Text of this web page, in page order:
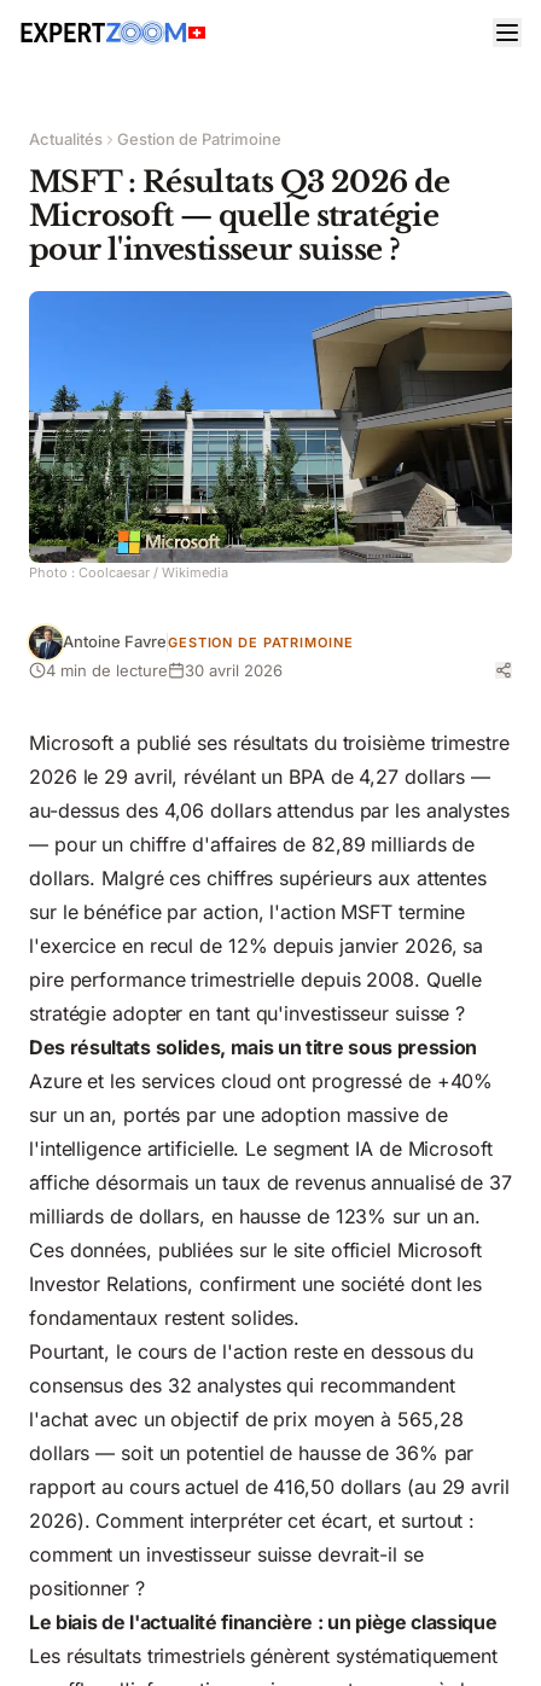
Actualités Gestion de Patrimoine
MSFT : Résultats Q3 2026 de
Microsoft — quelle stratégie
pour l'investisseur suisse ?
Photo : Coolcaesar / Wikimedia
Antoine FavreGESTION DE PATRIMOINE
4 min de lecture 30 avril 2026
Microsoft a publié ses résultats du troisième trimestre
2026 le 29 avril, révélant un BPA de 4,27 dollars —
au-dessus des 4,06 dollars attendus par les analystes
— pour un chiffre d'affaires de 82,89 milliards de
dollars. Malgré ces chiffres supérieurs aux attentes
sur le bénéfice par action, l'action MSFT termine
l'exercice en recul de 12% depuis janvier 2026, sa
pire performance trimestrielle depuis 2008. Quelle
stratégie adopter en tant qu'investisseur suisse ?
Des résultats solides, mais un titre sous pression
Azure et les services cloud ont progressé de +40%
sur un an, portés par une adoption massive de
l'intelligence artificielle. Le segment IA de Microsoft
affiche désormais un taux de revenus annualisé de 37
milliards de dollars, en hausse de 123% sur un an.
Ces données, publiées sur le site officiel Microsoft
Investor Relations, confirment une société dont les
fondamentaux restent solides.
Pourtant, le cours de l'action reste en dessous du
consensus des 32 analystes qui recommandent
l'achat avec un objectif de prix moyen à 565,28
dollars — soit un potentiel de hausse de 36% par
rapport au cours actuel de 416,50 dollars (au 29 avril
2026). Comment interpréter cet écart, et surtout :
comment un investisseur suisse devrait-il se
positionner ?
Le biais de l'actualité financière : un piège classique
Les résultats trimestriels génèrent systématiquement